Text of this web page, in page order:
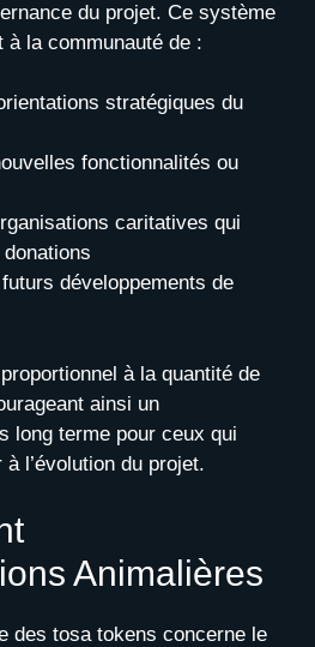
du projet. Ce système
à la communauté de :
stratégiques du
fonctionnalités ou
caritatives qui
développements de
à la quantité de
ainsi un
long terme pour ceux qui
l’évolution du projet.
Animalières
des tosa tokens concerne le